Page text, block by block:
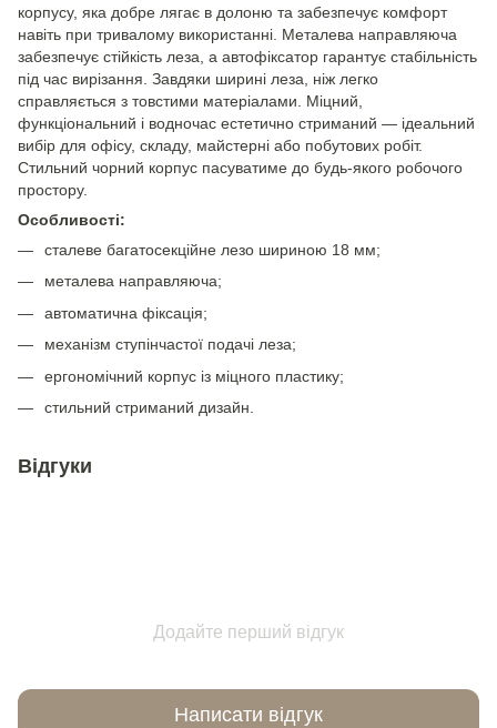
корпусу, яка добре лягає в долоню та забезпечує комфорт
навіть при тривалому використанні. Металева направляюча
забезпечує стійкість леза, а автофіксатор гарантує стабільність
під час вирізання. Завдяки ширині леза, ніж легко
справляється з товстими матеріалами. Міцний,
функціональний і водночас естетично стриманий — ідеальний
вибір для офісу, складу, майстерні або побутових робіт.
Стильний чорний корпус пасуватиме до будь-якого робочого
простору.
Особливості:
сталеве багатосекційне лезо шириною 18 мм;
металева направляюча;
автоматична фіксація;
механізм ступінчастої подачі леза;
ергономічний корпус із міцного пластику;
стильний стриманий дизайн.
Відгуки
Додайте перший відгук
Написати відгук